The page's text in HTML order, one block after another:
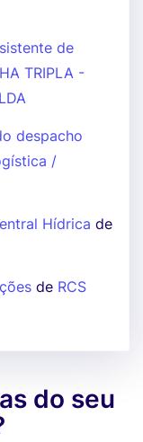
de
TRIPLA -
despacho
/
Hídrica de
de RCS
do seu